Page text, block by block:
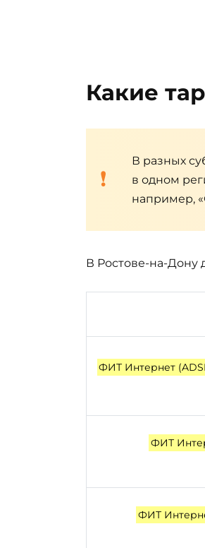
Какие
В разных
в одном
например,
В Ростове-на-Дону
ФИТ Интернет
ФИТ
ФИТ